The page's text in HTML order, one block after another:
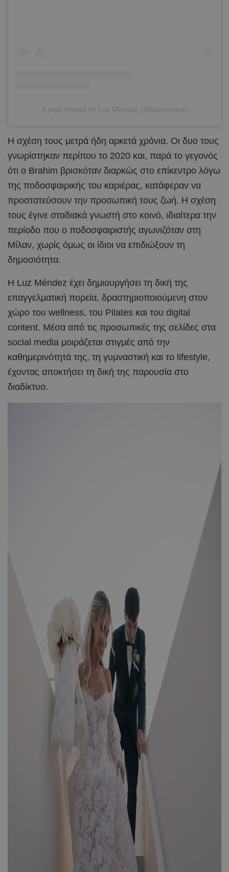
A post shared by Luz Méndez (@luzmendez)
Η σχέση τους μετρά ήδη αρκετά χρόνια. Οι δυο τους
γνωρίστηκαν περίπου το 2020 και, παρά το γεγονός
ότι ο Brahim βρισκόταν διαρκώς στο επίκεντρο λόγω
της ποδοσφαιρικής του καριέρας, κατάφεραν να
προστατεύσουν την προσωπική τους ζωή. Η σχέση
τους έγινε σταδιακά γνωστή στο κοινό, ιδιαίτερα την
περίοδο που ο ποδοσφαιριστής αγωνιζόταν στη
Μίλαν, χωρίς όμως οι ίδιοι να επιδιώξουν τη
δημοσιότητα.
Η Luz Méndez έχει δημιουργήσει τη δική της
επαγγελματική πορεία, δραστηριοποιούμενη στον
χώρο του wellness, του Pilates και του digital
content. Μέσα από τις προσωπικές της σελίδες στα
social media μοιράζεται στιγμές από την
καθημερινότητά της, τη γυμναστική και το lifestyle,
έχοντας αποκτήσει τη δική της παρουσία στο
διαδίκτυο.